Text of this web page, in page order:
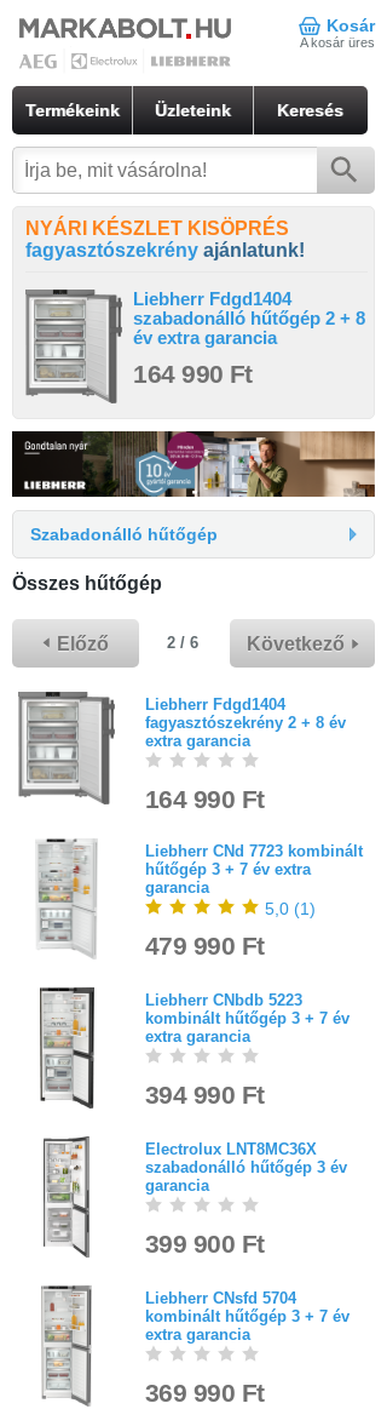
Kosár
A kosár üres
Termékeink Üzleteink Keresés
NYÁRI KÉSZLET KISÖPRÉS
fagyasztószekrény ajánlatunk!
Liebherr Fdgd1404
szabadonálló hűtőgép 2 + 8
év extra garancia
164 990 Ft
Szabadonálló hűtőgép
Összes hűtőgép
Előző 2 / 6 Következő
Liebherr Fdgd1404
fagyasztószekrény 2 + 8 év
extra garancia
164 990 Ft
Liebherr CNd 7723 kombinált
hűtőgép 3 + 7 év extra
garancia
5,0 (1)
479 990 Ft
Liebherr CNbdb 5223
kombinált hűtőgép 3 + 7 év
extra garancia
394 990 Ft
Electrolux LNT8MC36X
szabadonálló hűtőgép 3 év
garancia
399 900 Ft
Liebherr CNsfd 5704
kombinált hűtőgép 3 + 7 év
extra garancia
369 990 Ft